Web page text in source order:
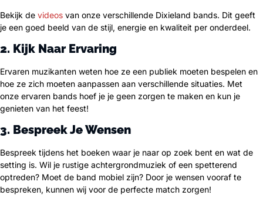
Bekijk de videos van onze verschillende Dixieland bands. Dit geeft
je een goed beeld van de stijl, energie en kwaliteit per onderdeel.
2. Kijk Naar Ervaring
Ervaren muzikanten weten hoe ze een publiek moeten bespelen en
hoe ze zich moeten aanpassen aan verschillende situaties. Met
onze ervaren bands hoef je je geen zorgen te maken en kun je
genieten van het feest!
3. Bespreek Je Wensen
Bespreek tijdens het boeken waar je naar op zoek bent en wat de
setting is. Wil je rustige achtergrondmuziek of een spetterend
optreden? Moet de band mobiel zijn? Door je wensen vooraf te
bespreken, kunnen wij voor de perfecte match zorgen!